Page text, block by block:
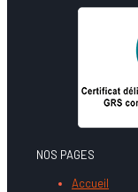
NOS PAGES
Accueil